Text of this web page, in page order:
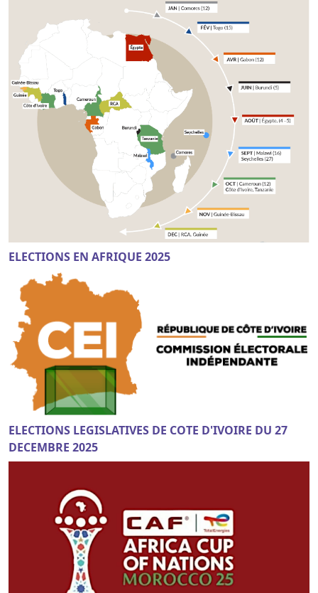
ELECTIONS EN AFRIQUE 2025
ELECTIONS LEGISLATIVES DE COTE D'IVOIRE DU 27
DECEMBRE 2025